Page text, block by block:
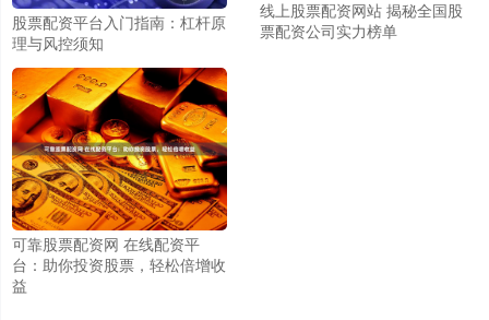
股票配资平台入门指南：杠杆原
理与风控须知
线上股票配资网站 揭秘全国股
票配资公司实力榜单
可靠股票配资网 在线配资平
台：助你投资股票，轻松倍增收
益